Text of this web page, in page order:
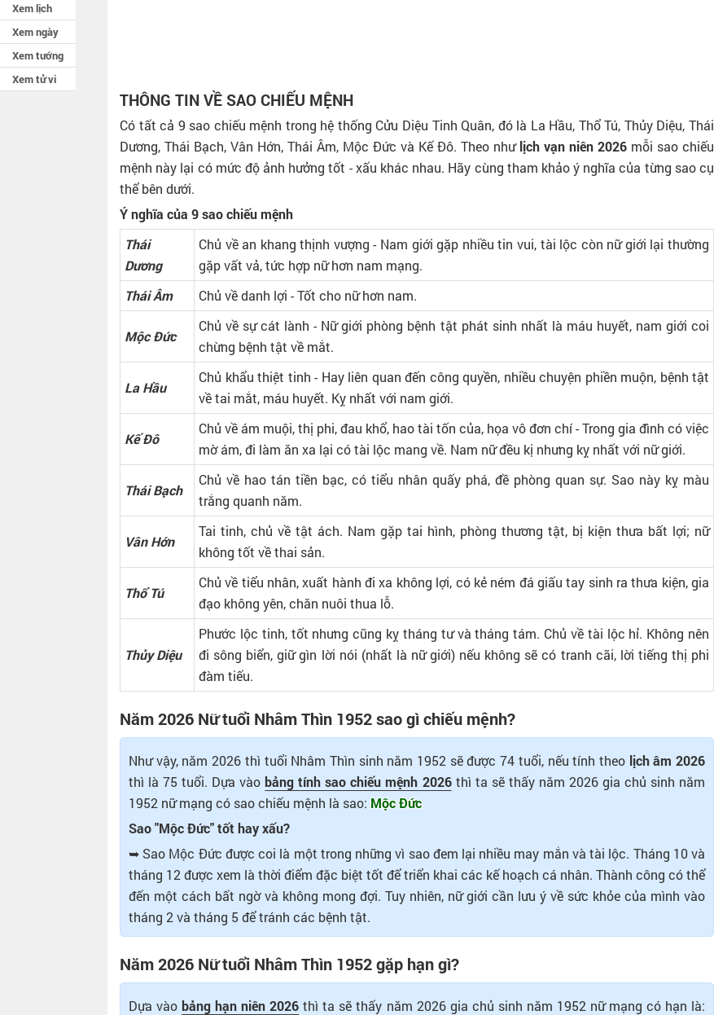
Xem lịch
Xem ngày
Xem tướng
Xem tử vi
THÔNG TIN VỀ SAO CHIẾU MỆNH
Có tất cả 9 sao chiếu mệnh trong hệ thống Cửu Diệu Tinh Quân, đó là La Hầu, Thổ Tú, Thủy Diệu, Thái
Dương, Thái Bạch, Vân Hớn, Thái Âm, Mộc Đức và Kế Đô. Theo nhưlịch vạn niên 2026 mỗi sao chiếu
mệnh này lại có mức độ ảnh hưởng tốt - xấu khác nhau. Hãy cùng tham khảo ý nghĩa của từng sao cụ
thể bên dưới.
Ý nghĩa của 9 sao chiếu mệnh
Thái
Dương
Chủ về an khang thịnh vượng - Nam giới gặp nhiều tin vui, tài lộc còn nữ giới lại thường
gặp vất vả, tức hợp nữ hơn nam mạng.
Thái Âm
Chủ về danh lợi - Tốt cho nữ hơn nam.
Mộc Đức
Chủ về sự cát lành - Nữ giới phòng bệnh tật phát sinh nhất là máu huyết, nam giới coi
chừng bệnh tật về mắt.
La Hầu
Chủ khẩu thiệt tinh - Hay liên quan đến công quyền, nhiều chuyện phiền muộn, bệnh tật
về tai mắt, máu huyết. Kỵ nhất với nam giới.
Kế Đô
Chủ về ám muội, thị phi, đau khổ, hao tài tốn của, họa vô đơn chí - Trong gia đình có việc
mờ ám, đi làm ăn xa lại có tài lộc mang về. Nam nữ đều kị nhưng kỵ nhất với nữ giới.
Thái Bạch
Chủ về hao tán tiền bạc, có tiểu nhân quấy phá, đề phòng quan sự. Sao này kỵ màu
trắng quanh năm.
Vân Hớn
Tai tinh, chủ về tật ách. Nam gặp tai hình, phòng thương tật, bị kiện thưa bất lợi; nữ
không tốt về thai sản.
Thổ Tú
Chủ về tiểu nhân, xuất hành đi xa không lợi, có kẻ ném đá giấu tay sinh ra thưa kiện, gia
đạo không yên, chăn nuôi thua lỗ.
Thủy Diệu
Phước lộc tinh, tốt nhưng cũng kỵ tháng tư và tháng tám. Chủ về tài lộc hỉ. Không nên
đi sông biển, giữ gìn lời nói (nhất là nữ giới) nếu không sẽ có tranh cãi, lời tiếng thị phi
đàm tiếu.
Năm 2026 Nữ tuổi Nhâm Thìn 1952 sao gì chiếu mệnh?
Như vậy, năm 2026 thì tuổi Nhâm Thìn sinh năm 1952 sẽ được 74 tuổi, nếu tính theo lịch âm 2026
thì là 75 tuổi. Dựa vàobảng tính sao chiếu mệnh 2026thì ta sẽ thấy năm 2026 gia chủ sinh năm
1952 nữ mạng có sao chiếu mệnh là sao: Mộc Đức
Sao "Mộc Đức" tốt hay xấu?
➥ Sao Mộc Đức được coi là một trong những vì sao đem lại nhiều may mắn và tài lộc. Tháng 10 và
tháng 12 được xem là thời điểm đặc biệt tốt để triển khai các kế hoạch cá nhân. Thành công có thể
đến một cách bất ngờ và không mong đợi. Tuy nhiên, nữ giới cần lưu ý về sức khỏe của mình vào
tháng 2 và tháng 5 để tránh các bệnh tật.
Năm 2026 Nữ tuổi Nhâm Thìn 1952 gặp hạn gì?
Dựa vàobảng hạn niên 2026 thì ta sẽ thấy năm 2026 gia chủ sinh năm 1952 nữ mạng có hạn là: